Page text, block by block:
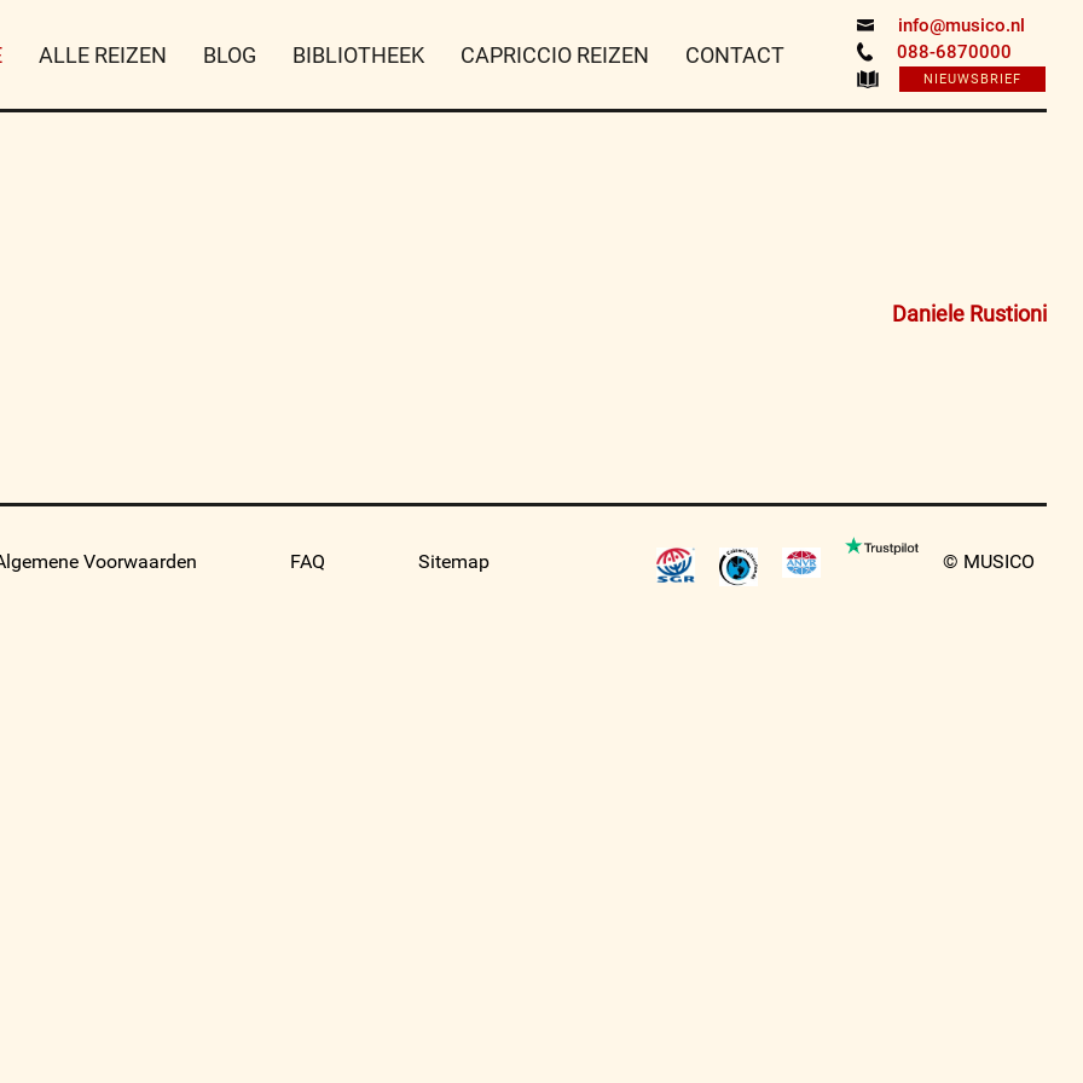
info@musico.nl
088-6870000
NIEUWSBRIEF
ALLE REIZEN BLOG BIBLIOTHEEK CAPRICCIO REIZEN CONTACT
Daniele Rustioni
Voorwaarden FAQ Sitemap © MUSICO